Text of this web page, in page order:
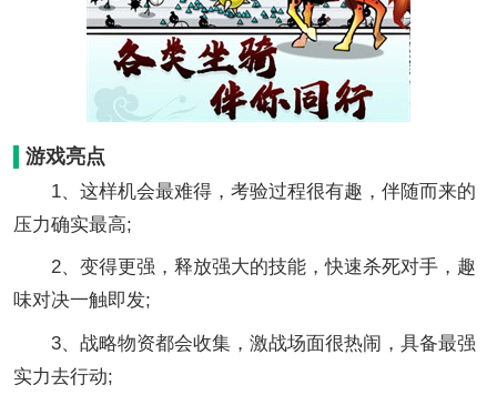
游戏亮点
1、这样机会最难得，考验过程很有趣，伴随而来的
压力确实最高;
2、变得更强，释放强大的技能，快速杀死对手，趣
味对决一触即发;
3、战略物资都会收集，激战场面很热闹，具备最强
实力去行动;